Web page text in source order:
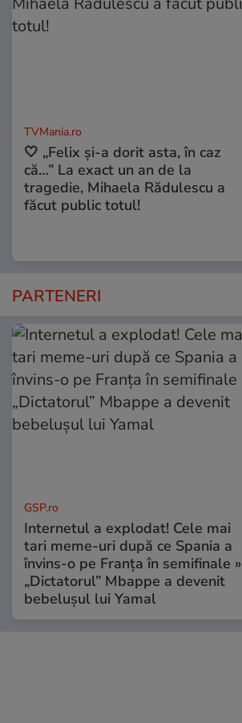
TVMania.ro
🤍 „Felix și-a dorit asta, în caz
că…” La exact un an de la
tragedie, Mihaela Rădulescu a
făcut public totul!
PARTENERI
GSP.ro
Internetul a explodat! Cele mai
tari meme-uri după ce Spania a
învins-o pe Franța în semifinale »
„Dictatorul” Mbappe a devenit
bebelușul lui Yamal